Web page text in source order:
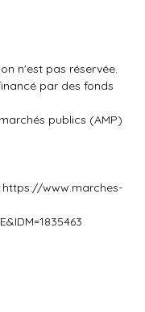
n'est pas réservée.
par des fonds
publics (AMP)
https://www.marches-